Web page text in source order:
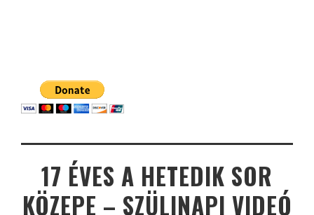
17 ÉVES A HETEDIK SOR
KÖZEPE – SZÜLINAPI VIDEÓ